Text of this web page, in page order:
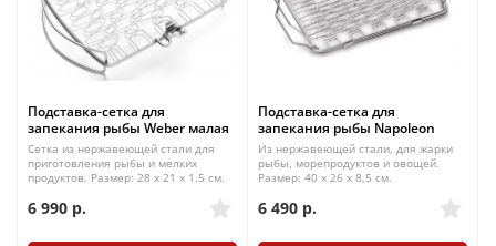
Подставка-сетка для
запекания рыбы Weber малая
Сетка из нержавеющей стали для
приготовления рыбы и мелких
продуктов. Размер: 28 x 21 x 1.5 см.
6 990 р.
Подставка-сетка для
запекания рыбы Napoleon
Из нержавеющей стали, для жарки
рыбы, морепродуктов и овощей.
Размер: 40 x 26 x 8,5 см.
6 490 р.